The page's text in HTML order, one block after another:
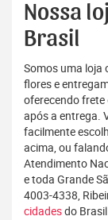
Nossa
Brasil
Somos uma loja
flores e
oferecendo
após a entrega.
facilmente
acima, ou
Atendimento
e toda Grande
4003-4338,
cidadesdo